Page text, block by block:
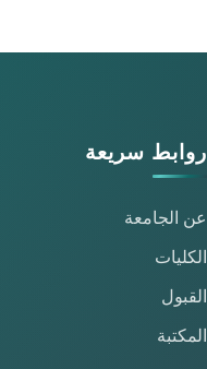
روابط سريعة
عن الجامعة
الكليات
القبول
المكتبة